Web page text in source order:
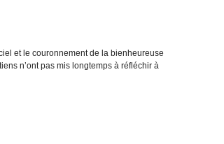
et le couronnement de la bienheureuse
n’ont pas mis longtemps à réfléchir à